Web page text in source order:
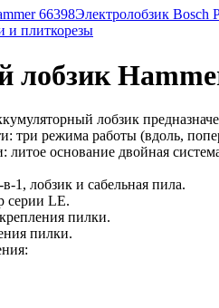
66398Электролобзик Bosch
и плиткорезы
лобзик
лобзик
три режима работы (вдоль,
литое основание двойная
1, лобзик и сабельная пила.
серии LE.
пилки.
пилки.